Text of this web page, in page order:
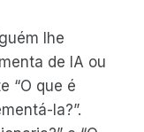
lhe
de IA ou
“O que é
la?”.